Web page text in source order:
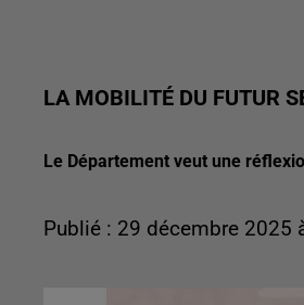
LA MOBILITÉ DU FUTUR
Le Département veut une
Publié : 29 décembre 2025